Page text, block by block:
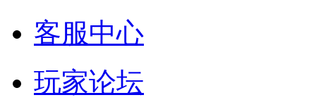
客服中心
玩家论坛